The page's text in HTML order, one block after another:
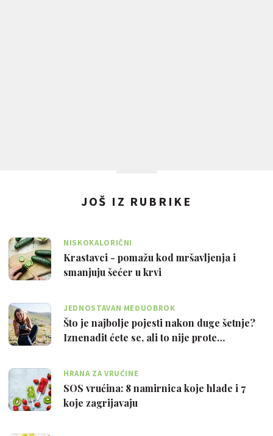
JOŠ IZ RUBRIKE
NISKOKALORIČNI
Krastavci - pomažu kod mršavljenja i
smanjuju šećer u krvi
JEDNOSTAVAN MEĐUOBROK
Što je najbolje pojesti nakon duge šetnje?
Iznenadit ćete se, ali to nije prote…
HRANA ZA VRUĆINE
SOS vrućina: 8 namirnica koje hlade i 7
koje zagrijavaju